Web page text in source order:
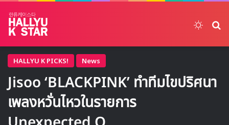
HALLYU K PICKS! News
Jisoo ‘BLACKPINK’ ทำทีมไขปริศนา
เพลงหวั่นไหวในรายการ